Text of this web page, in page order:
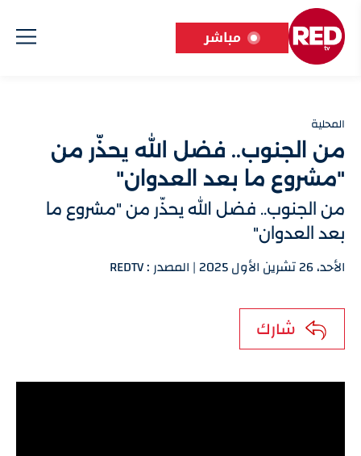
مباشر
المحلية
من الجنوب.. فضل الله يحذّر من
"مشروع ما بعد العدوان"
من الجنوب.. فضل الله يحذّر من "مشروع ما
بعد العدوان"
الأحد، 26 تشرين الأول 2025 | المصدر : REDTV
شارك